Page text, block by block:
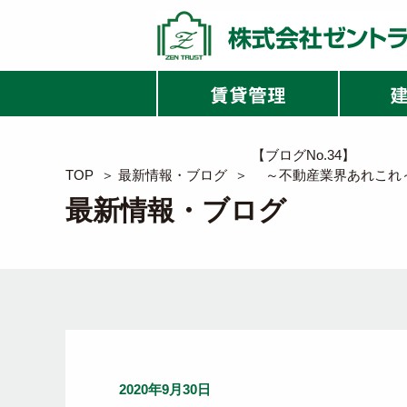
TOP ＞ 最新情報・ブログ ＞
【ブログNo.34】
～不動産業界あれこ
最新情報・ブログ
2020年9月30日